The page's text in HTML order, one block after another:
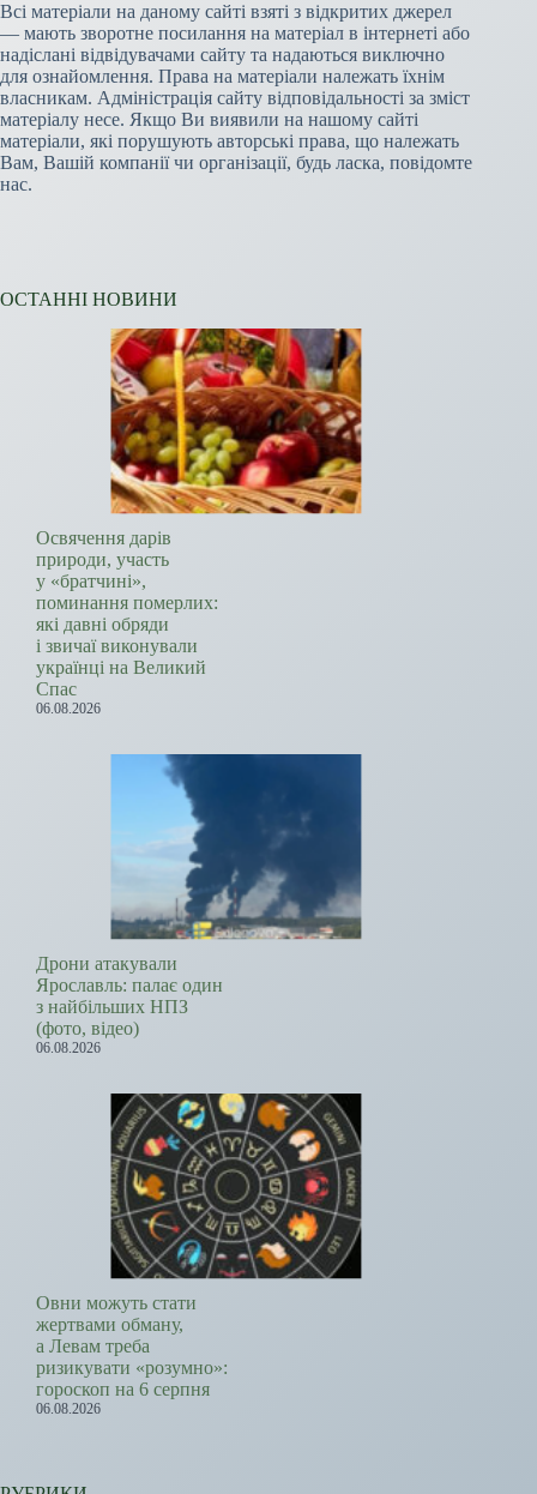
Всі матеріали на даному сайті взяті з відкритих джерел
— мають зворотне посилання на матеріал в інтернеті або
надіслані відвідувачами сайту та надаються виключно
для ознайомлення. Права на матеріали належать їхнім
власникам. Адміністрація сайту відповідальності за зміст
матеріалу несе. Якщо Ви виявили на нашому сайті
матеріали, які порушують авторські права, що належать
Вам, Вашій компанії чи організації, будь ласка, повідомте
нас.
ОСТАННІ НОВИНИ
Освячення дарів
природи, участь
у «братчині»,
поминання померлих:
які давні обряди
і звичаї виконували
українці на Великий
Спас
06.08.2026
Дрони атакували
Ярославль: палає один
з найбільших НПЗ
(фото, відео)
06.08.2026
Овни можуть стати
жертвами обману,
а Левам треба
ризикувати «розумно»:
гороскоп на 6 серпня
06.08.2026